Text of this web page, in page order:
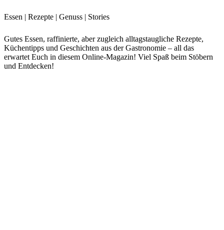
Essen | Rezepte | Genuss | Stories
Gutes Essen, raffinierte, aber zugleich alltagstaugliche Rezepte,
Küchentipps und Geschichten aus der Gastronomie – all das
erwartet Euch in diesem Online-Magazin! Viel Spaß beim Stöbern
und Entdecken!